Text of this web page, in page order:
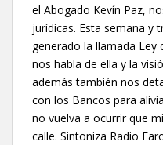
el Abogado Kevín Paz,
jurídicas. Esta semana y
generado la llamada Ley
nos habla de ella y la
además también nos
con los Bancos para
no vuelva a ocurrir que
calle. Sintoniza Radio